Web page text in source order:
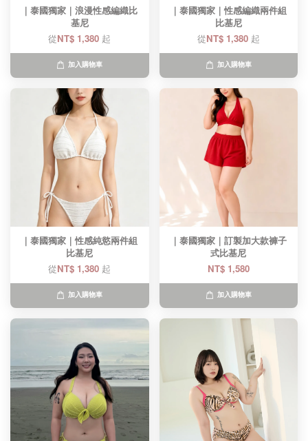
｜泰國獨家｜浪漫性感編織比
基尼​
從NT$ 1,380 起
加入購物車
｜泰國獨家｜性感編織兩件組
比基尼​
從NT$ 1,380 起
加入購物車
｜泰國獨家｜性感純慾兩件組
比基尼
從NT$ 1,380 起
加入購物車
｜泰國獨家｜訂製加大款褲子
式比基尼​
NT$ 1,580
加入購物車